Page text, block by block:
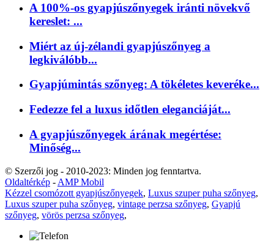
A 100%-os gyapjúszőnyegek iránti növekvő
kereslet: ...
Miért az új-zélandi gyapjúszőnyeg a
legkiválóbb...
Gyapjúmintás szőnyeg: A tökéletes keveréke...
Fedezze fel a luxus időtlen eleganciáját...
A gyapjúszőnyegek árának megértése:
Minőség...
© Szerzői jog - 2010-2023: Minden jog fenntartva.
Oldaltérkép -AMP Mobil
Kézzel csomózott gyapjúszőnyegek, Luxus szuper puha szőnyeg,
Luxus szuper puha szőnyeg, vintage perzsa szőnyeg, Gyapjú
szőnyeg, vörös perzsa szőnyeg,